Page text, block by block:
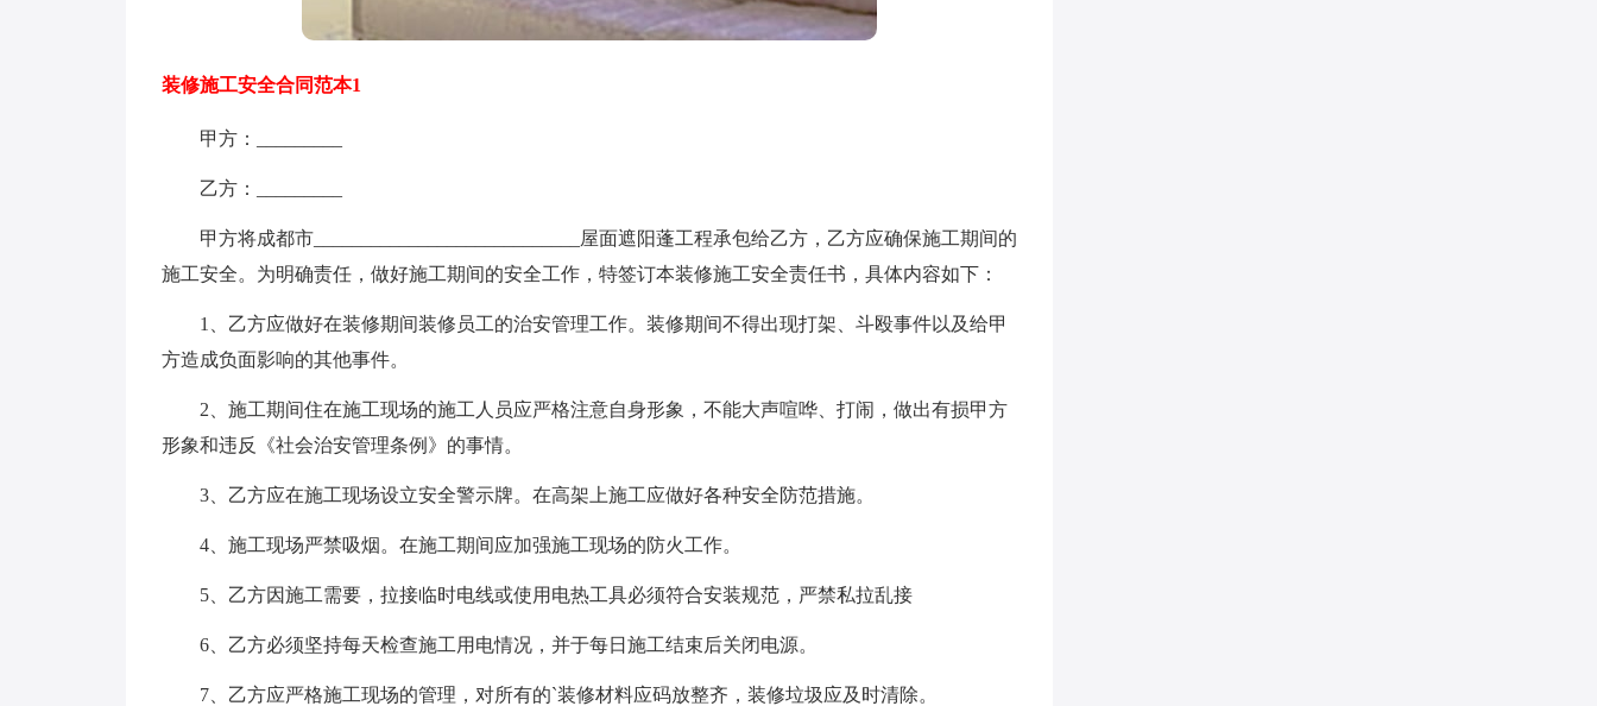
装修施工安全合同范本1
甲方：_________
乙方：_________
甲方将成都市____________________________屋面遮阳蓬工程承包给乙方，乙方应确保施工期间的
施工安全。为明确责任，做好施工期间的安全工作，特签订本装修施工安全责任书，具体内容如下：
1、乙方应做好在装修期间装修员工的治安管理工作。装修期间不得出现打架、斗殴事件以及给甲
方造成负面影响的其他事件。
2、施工期间住在施工现场的施工人员应严格注意自身形象，不能大声喧哗、打闹，做出有损甲方
形象和违反《社会治安管理条例》的事情。
3、乙方应在施工现场设立安全警示牌。在高架上施工应做好各种安全防范措施。
4、施工现场严禁吸烟。在施工期间应加强施工现场的防火工作。
5、乙方因施工需要，拉接临时电线或使用电热工具必须符合安装规范，严禁私拉乱接
6、乙方必须坚持每天检查施工用电情况，并于每日施工结束后关闭电源。
7、乙方应严格施工现场的管理，对所有的`装修材料应码放整齐，装修垃圾应及时清除。